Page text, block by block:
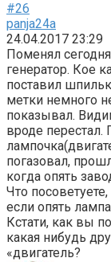
#26
panja24a
24.04.2017 23:29
Поменял
генератор. Кое
поставил
метки немного
показывал.
вроде перестал.
погазовал,
когда опять
Что
если опять
Кстати, как вы
какая нибудь
«двигатель?